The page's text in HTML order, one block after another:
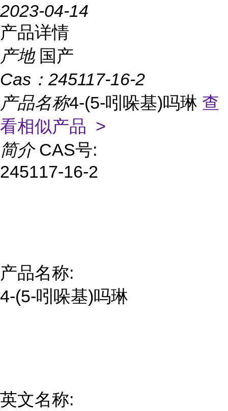
2023-04-14
产品详情
产地 国产
Cas： 245117-16-2
产品名称4-(5-吲哚基)吗琳 查
看相似产品 >
简介 CAS号:
245117-16-2
产品名称:
4-(5-吲哚基)吗琳
英文名称: